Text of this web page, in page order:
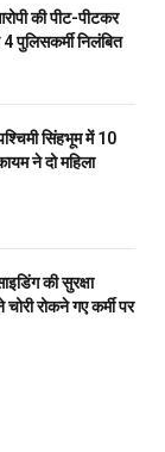
की पीट-पीटकर
पुलिसकर्मी निलंबित
सिंहभूम में 10
ने दो महिला
की सुरक्षा
रोकने गए कर्मी पर